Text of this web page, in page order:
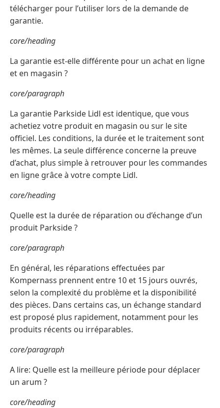
télécharger pour l’utiliser lors de la demande de
garantie.
core/heading
La garantie est-elle différente pour un achat en ligne
et en magasin ?
core/paragraph
La garantie Parkside Lidl est identique, que vous
achetiez votre produit en magasin ou sur le site
officiel. Les conditions, la durée et le traitement sont
les mêmes. La seule différence concerne la preuve
d’achat, plus simple à retrouver pour les commandes
en ligne grâce à votre compte Lidl.
core/heading
Quelle est la durée de réparation ou d’échange d’un
produit Parkside ?
core/paragraph
En général, les réparations effectuées par
Kompernass prennent entre 10 et 15 jours ouvrés,
selon la complexité du problème et la disponibilité
des pièces. Dans certains cas, un échange standard
est proposé plus rapidement, notamment pour les
produits récents ou irréparables.
core/paragraph
A lire: Quelle est la meilleure période pour déplacer
un arum ?
core/heading